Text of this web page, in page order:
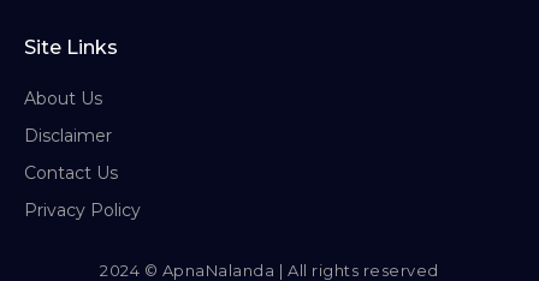
Site Links
About Us
Disclaimer
Contact Us
Privacy Policy
2024 © ApnaNalanda | All rights reserved